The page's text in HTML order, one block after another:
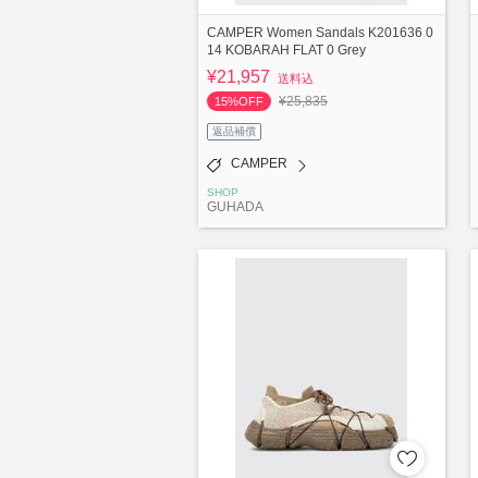
CAMPER Women Sandals K201636 0
14 KOBARAH FLAT 0 Grey
¥21,957
送料込
15%OFF
¥25,835
返品補償
CAMPER
SHOP
GUHADA